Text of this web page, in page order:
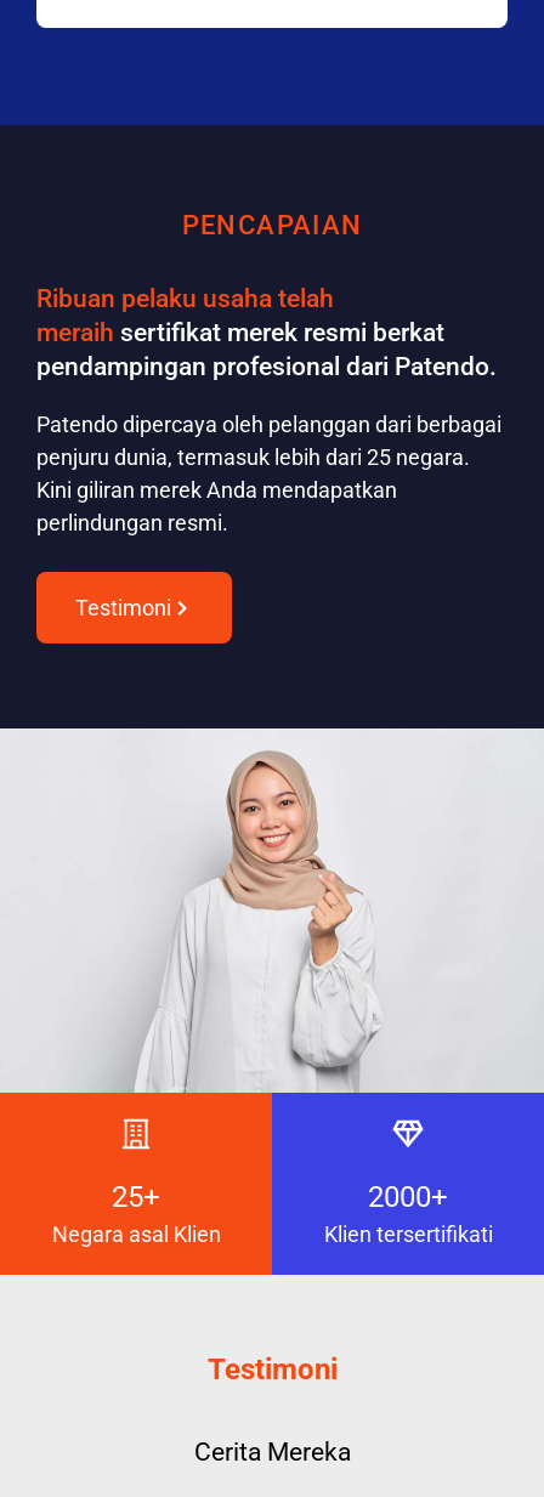
PENCAPAIAN
Ribuan pelaku usaha telah
meraih sertifikat merek resmi berkat
pendampingan profesional dari Patendo.
Patendo dipercaya oleh pelanggan dari berbagai
penjuru dunia, termasuk lebih dari 25 negara.
Kini giliran merek Anda mendapatkan
perlindungan resmi.
Testimoni
25+
Negara asal Klien
2000+
Klien tersertifikati
Testimoni
Cerita Mereka